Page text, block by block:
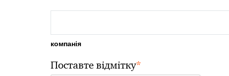
компанія
Поставте відмітку*